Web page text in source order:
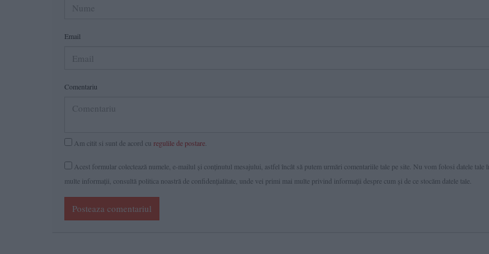
Email
Comentariu
Am citit si sunt de acord cu regulile de postare
Acest formular colectează numele, e-mailul şi conținutul mesajului, astfel încât să putem urmări comentariile tale pe site. Nu vom folosi datele tale
multe informaţii, consultă politica noastră de confidenţialitate, unde vei primi mai multe privind informaţii despre cum și de ce stocăm datele tale.
Posteaza comentariul